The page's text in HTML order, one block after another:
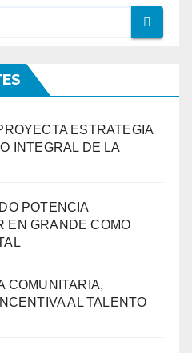
ESTRATEGIA
INTEGRAL DE LA
POTENCIA
EN GRANDE COMO
COMUNITARIA,
AL TALENTO